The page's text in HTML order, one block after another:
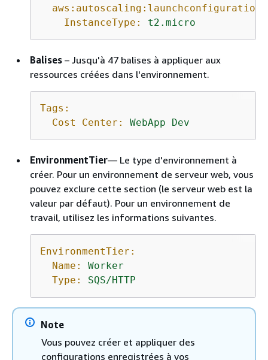
aws:autoscaling:launchconfiguration:
InstanceType:
t2.micro
Balises – Jusqu'à 47 balises à appliquer aux
ressources créées dans l'environnement.
Tags:
Cost Center:
WebApp Dev
EnvironmentTier— Le type d'environnement à
créer. Pour un environnement de serveur web, vous
pouvez exclure cette section (le serveur web est la
valeur par défaut). Pour un environnement de
travail, utilisez les informations suivantes.
EnvironmentTier:
Name:
Worker
Type:
SQS/HTTP
Note
Vous pouvez créer et appliquer des
configurations enregistrées à vos